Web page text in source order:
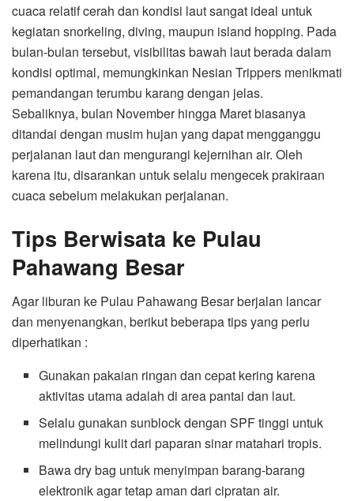
cuaca relatif cerah dan kondisi laut sangat ideal untuk
kegiatan snorkeling, diving, maupun island hopping. Pada
bulan-bulan tersebut, visibilitas bawah laut berada dalam
kondisi optimal, memungkinkan Nesian Trippers menikmati
pemandangan terumbu karang dengan jelas.
Sebaliknya, bulan November hingga Maret biasanya
ditandai dengan musim hujan yang dapat mengganggu
perjalanan laut dan mengurangi kejernihan air. Oleh
karena itu, disarankan untuk selalu mengecek prakiraan
cuaca sebelum melakukan perjalanan.
Tips Berwisata ke Pulau
Pahawang Besar
Agar liburan ke Pulau Pahawang Besar berjalan lancar
dan menyenangkan, berikut beberapa tips yang perlu
diperhatikan :
Gunakan pakaian ringan dan cepat kering karena
aktivitas utama adalah di area pantai dan laut.
Selalu gunakan sunblock dengan SPF tinggi untuk
melindungi kulit dari paparan sinar matahari tropis.
Bawa dry bag untuk menyimpan barang-barang
elektronik agar tetap aman dari cipratan air.